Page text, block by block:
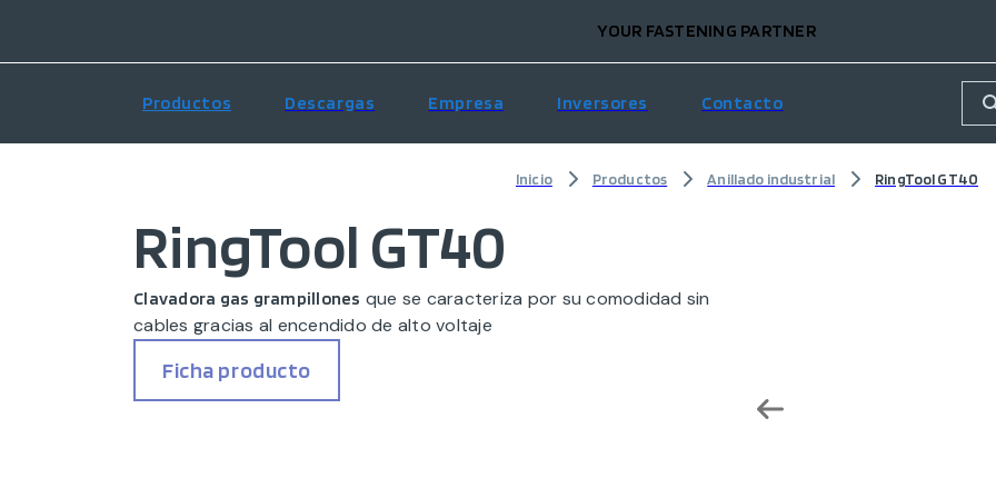
YOUR FASTENING PARTNER
Productos Descargas Empresa Inversores Contacto
Inicio Productos Anillado industrial RingTool GT40
RingTool GT40
Clavadora gas grampillones que se caracteriza por su comodidad sin
cables gracias al encendido de alto voltaje
Ficha producto